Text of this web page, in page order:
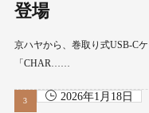
登場
京ハヤから、巻取り式USB-C
「CHAR……
2026年1月18日